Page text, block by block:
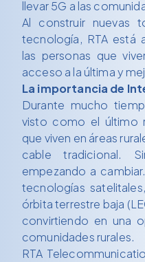
llevar 5G a las
Al construir nuevas
tecnología, RTA está
las personas que
acceso a la última y
La importancia de
Durante mucho
visto como el último
que viven en áreas
cable tradicional.
empezando a
tecnologías
órbita terrestre baja
convirtiendo en una
comunidades rurales.
RTA